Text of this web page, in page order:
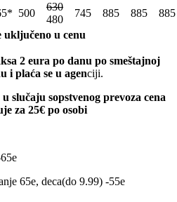
500
630
480
745 885 885
885
u cenu
2 eura po danu po smeštajnoj
i plaća se u agenciji.
slučaju sopstvenog prevoza cena
za 25€ po osobi
65e, deca(do 9.99) -55e